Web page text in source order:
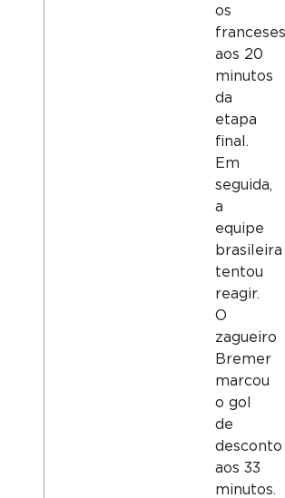
os
franceses
aos 20
minutos
da
etapa
final.
Em
seguida,
a
equipe
brasileira
tentou
reagir.
O
zagueiro
Bremer
marcou
o gol
de
desconto
aos 33
minutos.